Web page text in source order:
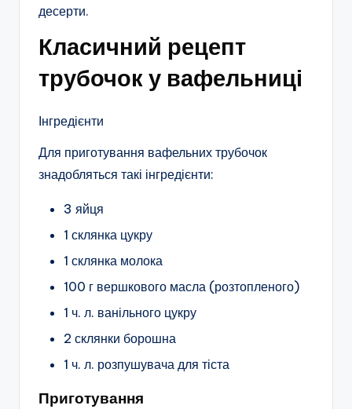
десерти.
Класичний рецепт
трубочок у вафельниці
Інгредієнти
Для приготування вафельних трубочок
знадобляться такі інгредієнти:
3 яйця
1 склянка цукру
1 склянка молока
100 г вершкового масла (розтопленого)
1 ч. л. ванільного цукру
2 склянки борошна
1 ч. л. розпушувача для тіста
Приготування